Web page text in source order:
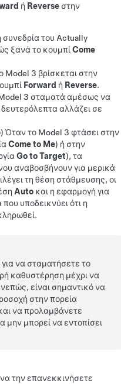
ή Reverseστην
συνεδρία του Actually
ξανά το κουμπίCome
Model 3 βρίσκεται στην
Forward ή Reverse.
3 σταματά αμέσως να
δευτερόλεπτα αλλάζει σε
Όταν το Model 3 φτάσει στην
Come to Me) ή στην
Go to Target), τα
αναβοσβήνουν για μερικά
τη θέση στάθμευσης, οι
Auto και η εφαρμογή για
υποδεικνύει ότι η
να σταματήσετε το
καθυστέρηση μέχρι να
είναι σημαντικό να
στην πορεία
να προλαμβάνετε
μην μπορεί να εντοπίσει
την επανεκκινήσετε